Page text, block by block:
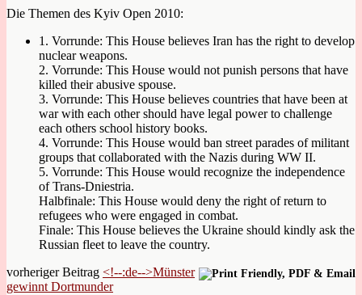
Die Themen des Kyiv Open 2010:
1. Vorrunde: This House believes Iran has the right to develop
nuclear weapons.
2. Vorrunde: This House would not punish persons that have
killed their abusive spouse.
3. Vorrunde: This House believes countries that have been at
war with each other should have legal power to challenge
each others school history books.
4. Vorrunde: This House would ban street parades of militant
groups that collaborated with the Nazis during WW II.
5. Vorrunde: This House would recognize the independence
of Trans-Dniestria.
Halbfinale: This House would deny the right of return to
refugees who were engaged in combat.
Finale: This House believes the Ukraine should kindly ask the
Russian fleet to leave the country.
vorheriger Beitrag <!--:de-->Münster
gewinnt Dortmunder